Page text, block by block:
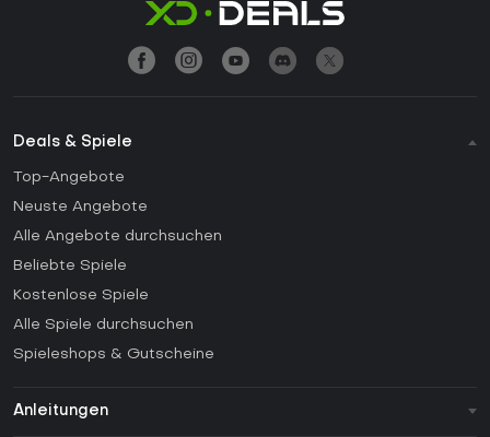
Deals & Spiele
Top-Angebote
Neuste Angebote
Alle Angebote durchsuchen
Beliebte Spiele
Kostenlose Spiele
Alle Spiele durchsuchen
Spieleshops & Gutscheine
Anleitungen